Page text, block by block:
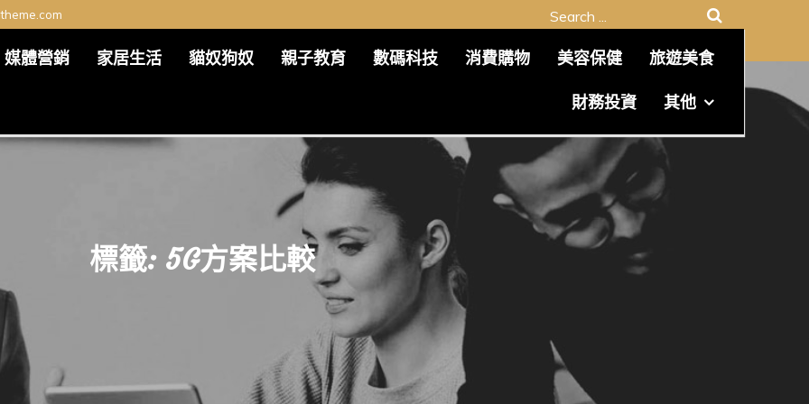
Search
媒體營銷 家居生活 貓奴狗奴 親子教育 數碼科技 消費購物 美容保健 旅遊美食
財務投資 其他
標籤: 5G方案比較